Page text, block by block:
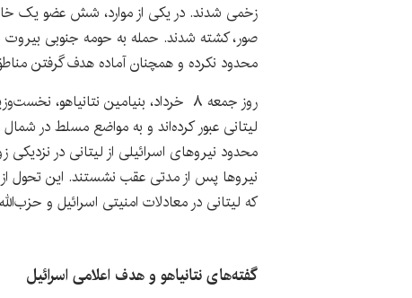
زخمی شدند. در یکی از موارد، شش عضو یک
صور، کشته شدند. حمله به حومه جنوبی بیروت
محدود نکرده و همچنان آماده هدف گرفتن
روز جمعه ۸ خرداد، بنیامین نتانیاهو،
لیتانی عبور کرده‌اند و به مواضع مسلط در شمال
محدود نیروهای اسرائیلی از لیتانی در نزدیکی
نیروها پس از مدتی عقب نشستند. این تحول
که لیتانی در معادلات امنیتی اسرائیل و
گفته‌های نتانیاهو و هدف اعلامی اسرائیل